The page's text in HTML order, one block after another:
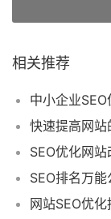
相关推荐
中小企业
SEO优化网站
SEO排名万